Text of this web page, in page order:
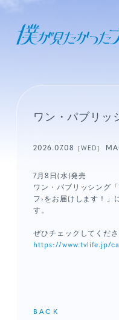
ワン・パブリッ
2026.07.08 ［WED］
7月8日(水)発売
ワン・パブリッシング
フ›をお届けします！」
す。
ぜひチェックしてくださ
https://www.tvlife.jp/
BACK